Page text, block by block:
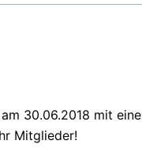
30.06.2018 mit
Mitglieder!